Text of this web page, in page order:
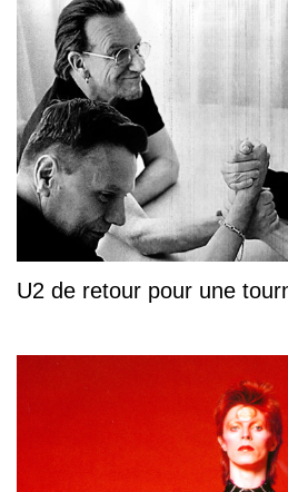
U2 de retour pour une